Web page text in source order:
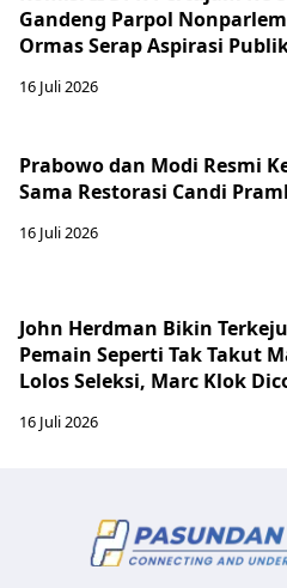
Gandeng Parpol
Ormas Serap Aspirasi
16 Juli 2026
Prabowo dan Modi Resmi
Sama Restorasi Candi
16 Juli 2026
John Herdman Bikin
Pemain Seperti Tak Takut
Lolos Seleksi, Marc Klok
16 Juli 2026